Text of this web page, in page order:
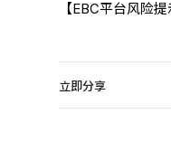
【EBC平台风险
立即分享